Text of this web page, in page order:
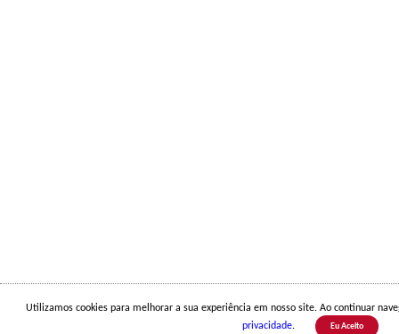
Utilizamos cookies para melhorar a sua experiência em nosso site. Ao continuar
privacidade. Eu Aceito